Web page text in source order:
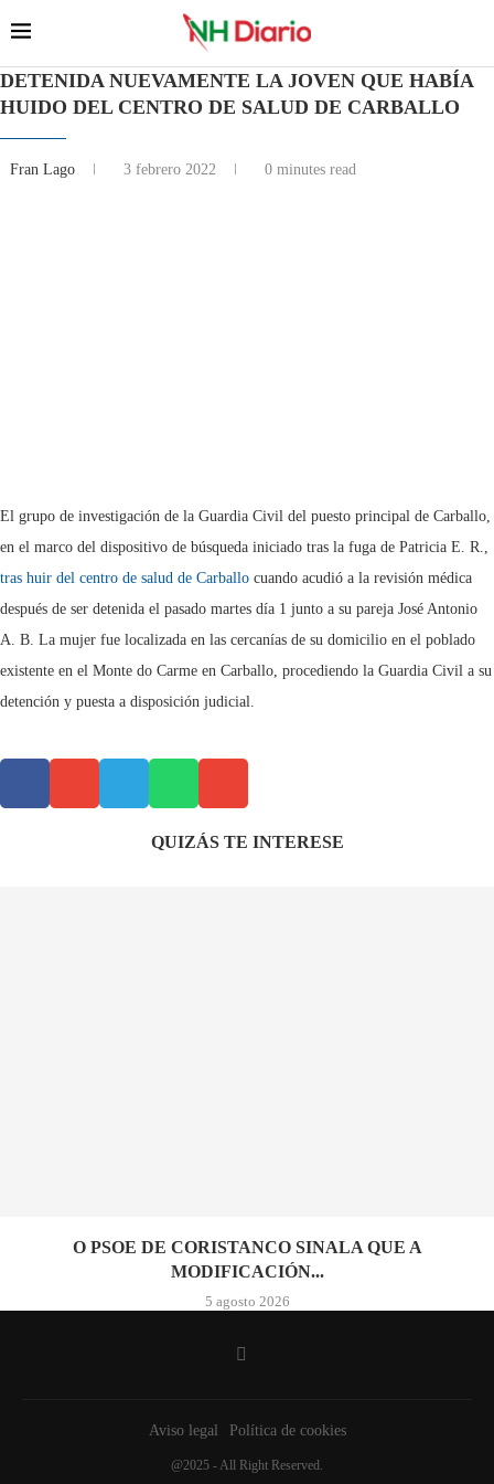
DETENIDA NUEVAMENTE LA JOVEN QUE HABÍA
HUIDO DEL CENTRO DE SALUD DE CARBALLO
Fran Lago 3 febrero 2022 0 minutes read
El grupo de investigación de la Guardia Civil del puesto principal de Carballo,
en el marco del dispositivo de búsqueda iniciado tras la fuga de Patricia E. R.,
tras huir del centro de salud de Carballo cuando acudió a la revisión médica
después de ser detenida el pasado martes día 1 junto a su pareja José Antonio
A. B. La mujer fue localizada en las cercanías de su domicilio en el poblado
existente en el Monte do Carme en Carballo, procediendo la Guardia Civil a su
detención y puesta a disposición judicial.
QUIZÁS TE INTERESE
O PSOE DE CORISTANCO SINALA QUE A
MODIFICACIÓN...
5 agosto 2026
Aviso legal Política de cookies
@2025 - All Right Reserved.